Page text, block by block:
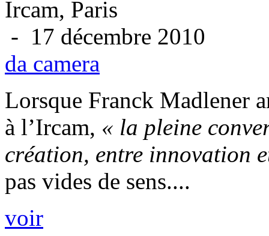
Ircam, Paris
- 17 décembre 2010
da camera
Lorsque Franck Madlener
à l’Ircam, « la pleine
création, entre innovation
pas vides de sens....
voir